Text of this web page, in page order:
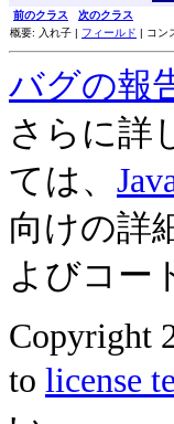
前のクラス 次のクラス
概要: 入れ子 | フィールド | コン
バグの報
さらに詳
ては、
向けの詳
よびコー
Copyright
to license